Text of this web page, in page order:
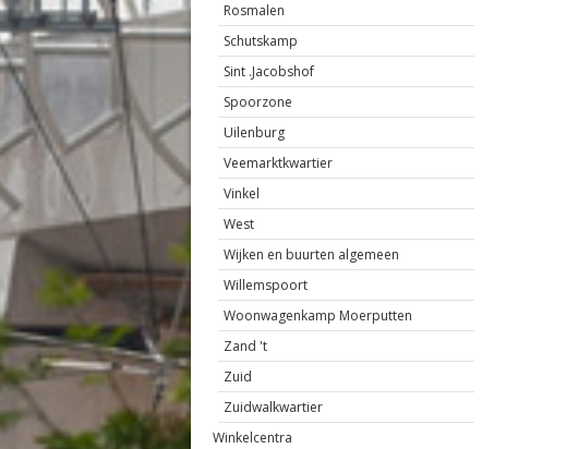
Rosmalen
Schutskamp
Sint .Jacobshof
Spoorzone
Uilenburg
Veemarktkwartier
Vinkel
West
Wijken en buurten algemeen
Willemspoort
Woonwagenkamp Moerputten
Zand 't
Zuid
Zuidwalkwartier
Winkelcentra